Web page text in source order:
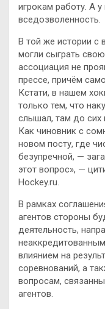
игрокам работу. А
вседозволенность.
В той же истории
могли сыграть
ассоциация не
прессе, причём
Кстати, в нашем
только тем, что
слышал, там до сих
Как чиновник с
новом посту, где
безупречной, —
этот вопрос», —
Hockey.ru.
В рамках
агентов стороны
деятельность,
влиянием на
соревнований, а
вопросам,
агентов.